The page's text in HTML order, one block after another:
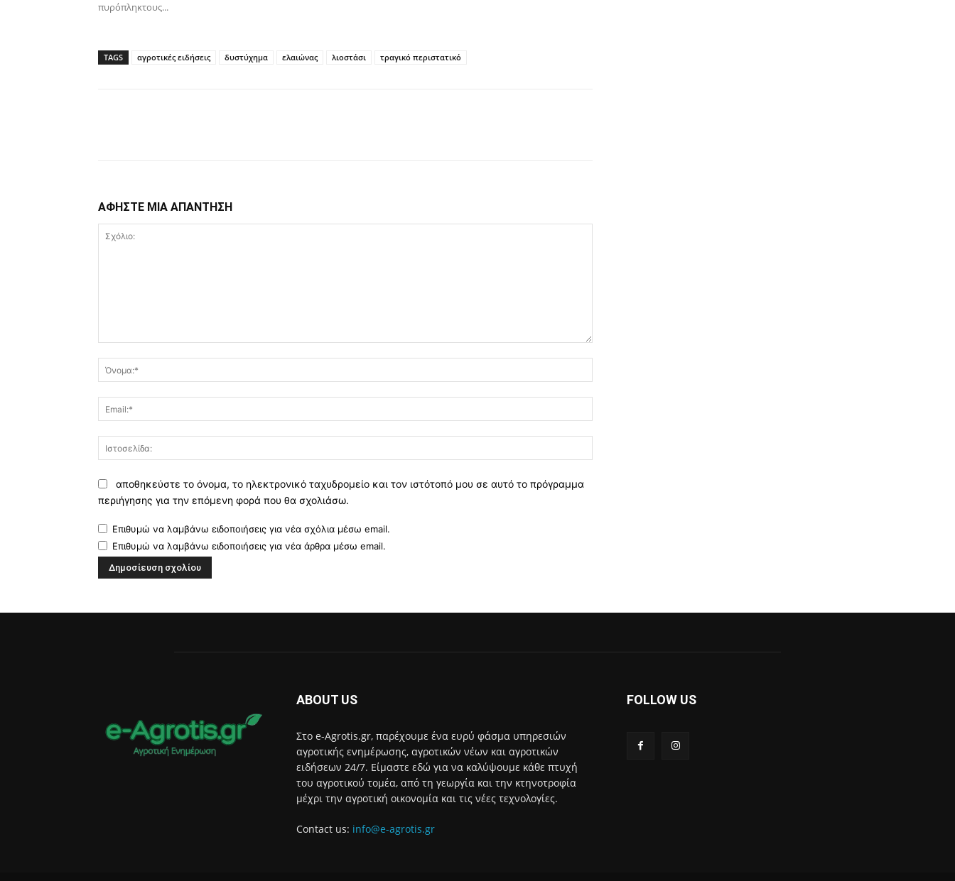
πυρόπληκτους...
TAGS αγροτικές ειδήσεις δυστύχημα ελαιώνας λιοστάσι τραγικό περιστατικό
ΑΦΗΣΤΕ ΜΙΑ ΑΠΑΝΤΗΣΗ
αποθηκεύστε το όνομα, το ηλεκτρονικό ταχυδρομείο και τον ιστότοπό μου σε αυτό το πρόγραμμα
περιήγησης για την επόμενη φορά που θα σχολιάσω.
Επιθυμώ να λαμβάνω ειδοποιήσεις για νέα σχόλια μέσω email.
Επιθυμώ να λαμβάνω ειδοποιήσεις για νέα άρθρα μέσω email.
ABOUT US
Στο e-Agrotis.gr, παρέχουμε ένα ευρύ φάσμα υπηρεσιών
αγροτικής ενημέρωσης, αγροτικών νέων και αγροτικών
ειδήσεων 24/7. Είμαστε εδώ για να καλύψουμε κάθε πτυχή
του αγροτικού τομέα, από τη γεωργία και την κτηνοτροφία
μέχρι την αγροτική οικονομία και τις νέες τεχνολογίες.
Contact us: info@e-agrotis.gr
FOLLOW US